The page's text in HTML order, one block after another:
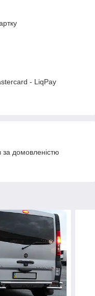
- LiqPay
домовленістю